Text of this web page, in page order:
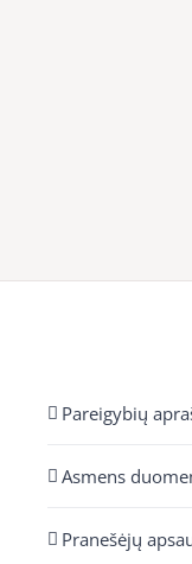
Pareigybių
Asmens
Pranešėjų